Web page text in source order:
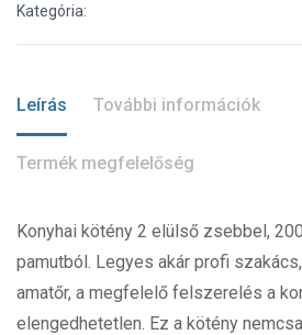
Kategória:
Leírás További információk
Termék megfelelőség
Konyhai kötény 2 elülső zsebbel,
pamutból. Legyes akár profi
amatőr, a megfelelő felszerelés a
elengedhetetlen. Ez a kötény